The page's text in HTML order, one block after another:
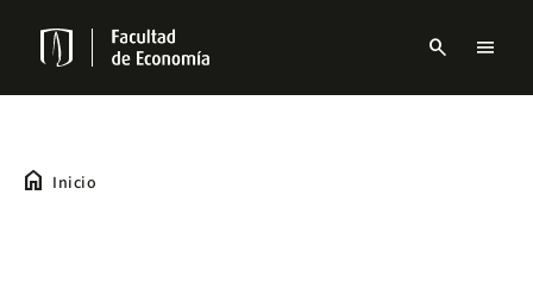
contenido
principal
Navbar
search menu
home Inicio